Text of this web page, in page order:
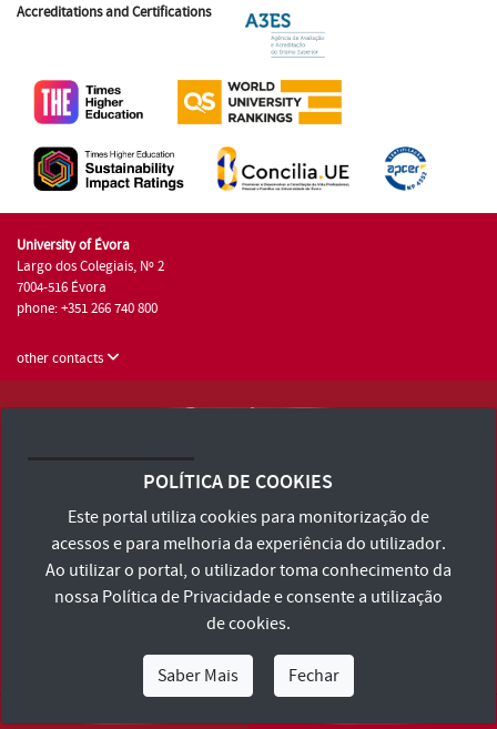
Accreditations and Certifications
University of Évora
Largo dos Colegiais, Nº 2
7004-516 Évora
phone: +351 266 740 800
other contacts
Terms and Conditions and Privacy Policy
Accessibility Statement
POLÍTICA DE COOKIES
Este portal utiliza cookies para monitorização de
acessos e para melhoria da experiência do utilizador.
Ao utilizar o portal, o utilizador toma conhecimento da
nossa Política de Privacidadee consente a utilização
de cookies.
Saber Mais Fechar